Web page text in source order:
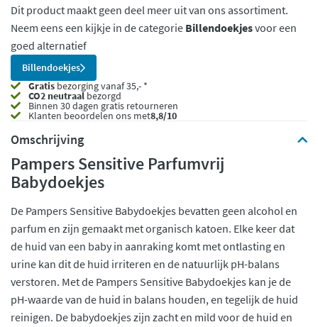
Dit product maakt geen deel meer uit van ons assortiment.
Neem eens een kijkje in de categorie Billendoekjesvoor een
goed alternatief
Billendoekjes
Gratis bezorging vanaf 35,- *
CO2 neutraalbezorgd
Binnen 30 dagen gratis retourneren
Klanten beoordelen ons met8,8/10
Omschrijving
Pampers Sensitive Parfumvrij
Babydoekjes
De Pampers Sensitive Babydoekjes bevatten geen alcohol en
parfum en zijn gemaakt met organisch katoen. Elke keer dat
de huid van een baby in aanraking komt met ontlasting en
urine kan dit de huid irriteren en de natuurlijk pH-balans
verstoren. Met de Pampers Sensitive Babydoekjes kan je de
pH-waarde van de huid in balans houden, en tegelijk de huid
reinigen. De babydoekjes zijn zacht en mild voor de huid en